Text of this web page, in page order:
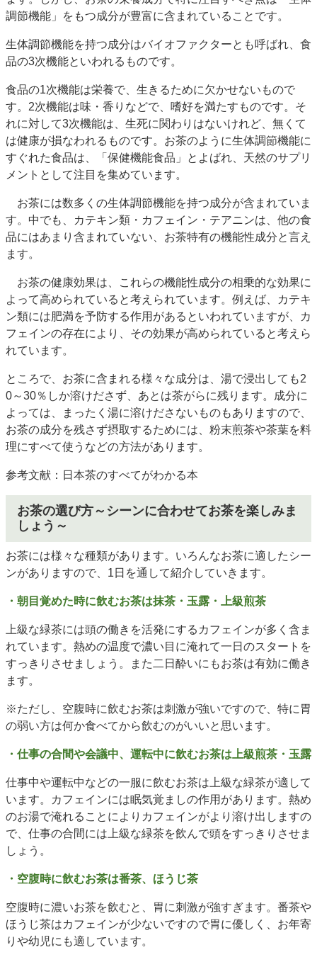
調節機能」をもつ成分が豊富に含まれていることです。
生体調節機能を持つ成分はバイオファクターとも呼ばれ、食
品の3次機能といわれるものです。
食品の1次機能は栄養で、生きるために欠かせないもので
す。2次機能は味・香りなどで、嗜好を満たすものです。そ
れに対して3次機能は、生死に関わりはないけれど、無くて
は健康が損なわれるものです。お茶のように生体調節機能に
すぐれた食品は、「保健機能食品」とよばれ、天然のサプリ
メントとして注目を集めています。
お茶には数多くの生体調節機能を持つ成分が含まれていま
す。中でも、カテキン類・カフェイン・テアニンは、他の食
品にはあまり含まれていない、お茶特有の機能性成分と言え
ます。
お茶の健康効果は、これらの機能性成分の相乗的な効果に
よって高められていると考えられています。例えば、カテキ
ン類には肥満を予防する作用があるといわれていますが、カ
フェインの存在により、その効果が高められていると考えら
れています。
ところで、お茶に含まれる様々な成分は、湯で浸出しても2
0～30％しか溶けださず、あとは茶がらに残ります。成分に
よっては、まったく湯に溶けださないものもありますので、
お茶の成分を残さず摂取するためには、粉末煎茶や茶葉を料
理にすべて使うなどの方法があります。
参考文献：日本茶のすべてがわかる本
お茶の選び方～シーンに合わせてお茶を楽しみま
しょう～
お茶には様々な種類があります。いろんなお茶に適したシー
ンがありますので、1日を通して紹介していきます。
・朝目覚めた時に飲むお茶は抹茶・玉露・上級煎茶
上級な緑茶には頭の働きを活発にするカフェインが多く含ま
れています。熱めの温度で濃い目に淹れて一日のスタートを
すっきりさせましょう。また二日酔いにもお茶は有効に働き
ます。
※ただし、空腹時に飲むお茶は刺激が強いですので、特に胃
の弱い方は何か食べてから飲むのがいいと思います。
・仕事の合間や会議中、運転中に飲むお茶は上級煎茶・玉露
仕事中や運転中などの一服に飲むお茶は上級な緑茶が適して
います。カフェインには眠気覚ましの作用があります。熱め
のお湯で淹れることによりカフェインがより溶け出しますの
で、仕事の合間には上級な緑茶を飲んで頭をすっきりさせま
しょう。
・空腹時に飲むお茶は番茶、ほうじ茶
空腹時に濃いお茶を飲むと、胃に刺激が強すぎます。番茶や
ほうじ茶はカフェインが少ないですので胃に優しく、お年寄
りや幼児にも適しています。